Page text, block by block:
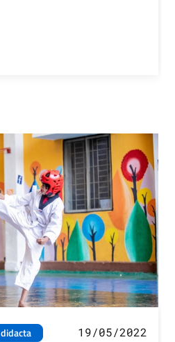
didacta
19/05/2022